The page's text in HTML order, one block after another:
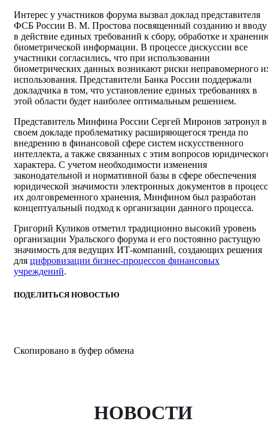
Интерес у участников форума вызвал доклад представителя
ФСБ России В. М. Простова посвященный созданию и вводу
в действие единых требований к сбору, обработке и
биометрической информации. В процессе дискуссии все
участники согласились, что при использовании
биометрических данных возникают риски неправомерного
использования. Представители Банка России поддержали
докладчика в том, что установление единых требованиях в
этой области будет наиболее оптимальным решением.
Представитель Минфина России Сергей Миронов затронул в
своем докладе проблематику расширяющегося тренда по
внедрению в финансовой сфере систем искусственного
интеллекта, а также связанных с этим вопросов
характера. С учетом необходимости изменения
законодательной и нормативной базы в сфере обеспечения
юридической значимости электронных документов в
их долговременного хранения, Минфином был разработан
концептуальный подход к организации данного процесса.
Григорий Куликов отметил традиционно высокий уровень
организации Уральского форума и его постоянно растущую
значимость для ведущих ИТ-компаний, создающих решения
для цифровизации бизнес-процессов финансовых
учреждений.
ПОДЕЛИТЬСЯ НОВОСТЬЮ
Скопировано в буфер обмена
НОВОСТИ